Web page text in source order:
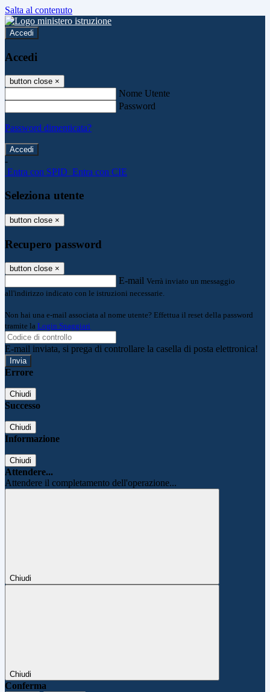
Salta al contenuto
Accedi
Accedi
button close ×
Nome Utente
Password
Password dimenticata?
-
Entra con SPID Entra con CIE
Seleziona utente
button close ×
Recupero password
button close ×
E-mail Verrà inviato un messaggio
all'indirizzo indicato con le istruzioni necessarie.
Non hai una e-mail associata al nome utente? Effettua il reset della password
tramite la Login Spaggiari
E-mail inviata, si prega di controllare la casella di posta elettronica!
Errore
Chiudi
Successo
Chiudi
Informazione
Chiudi
Attendere...
Attendere il completamento dell'operazione...
Chiudi
Chiudi
Conferma